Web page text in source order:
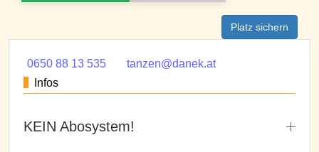
Platz sichern
0650 88 13 535
tanzen@danek.at
Infos
KEIN Abosystem!